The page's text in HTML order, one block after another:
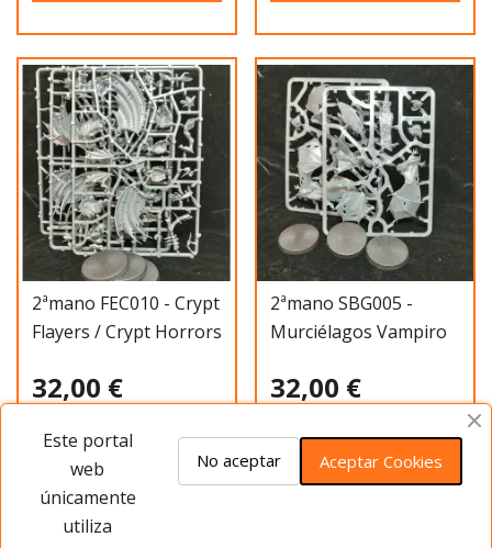
2ªmano FEC010 - Crypt
Flayers / Crypt Horrors
32,00 €
Añadir al carrito
2ªmano SBG005 -
Murciélagos Vampiro
32,00 €
Añadir al carrito
Este portal
web
únicamente
utiliza
Aceptar Cookies
No aceptar